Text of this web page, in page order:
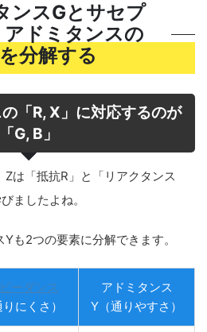
ンスGとサセプ
アドミタンスの
分解する
「R, X」に対応するのが
「G, B」
Zは「抵抗R」と「リアクタンス
ましたよね。
も2つの要素に分解できます。
ーダンス
にくさ）
アドミタンス
Y（通りやすさ）